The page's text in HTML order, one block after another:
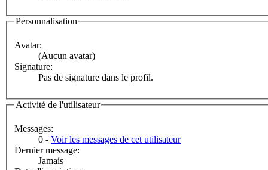
Personnalisation
Avatar:
(Aucun avatar)
Signature:
Pas de signature dans le profil.
Activité de l'utilisateur
Messages:
0 - Voir les messages de cet utilisateur
Dernier message:
Jamais